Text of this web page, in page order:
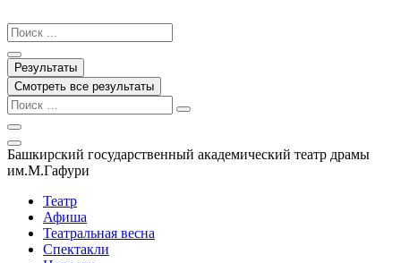
к
содержимому
Search
...
Результаты
Смотреть все результаты
Башкирский государственный академический театр драмы
им.М.Гафури
Театр
Афиша
Театральная весна
Спектакли